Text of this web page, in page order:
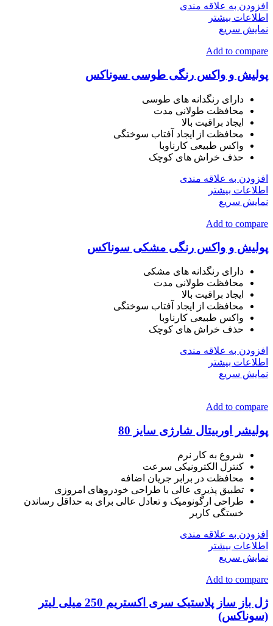
افزودن به علاقه مندی
اطلاعات بیشتر
نمایش سریع
Add to compare
پولیش و واکس رنگی طوسی سوناکس
دارای رنگدانه های طوسی
محافظت طولانی مدت
ایجاد براقیت بالا
محافظت از ایجاد آفتاب سوختگی
واکس طبیعی کارناوبا
حذف خراش های کوچک
افزودن به علاقه مندی
اطلاعات بیشتر
نمایش سریع
Add to compare
پولیش و واکس رنگی مشکی سوناکس
دارای رنگدانه های مشکی
محافظت طولانی مدت
ایجاد براقیت بالا
محافظت از ایجاد آفتاب سوختگی
واکس طبیعی کارناوبا
حذف خراش های کوچک
افزودن به علاقه مندی
اطلاعات بیشتر
نمایش سریع
Add to compare
پولیشر اوربیتال شارژی سایز 80
شروع به کار نرم
کنترل الکترونیکی سرعت
محافظت در برابر جریان اضافه
تطبیق پذیری عالی با طراحی خودروهای امروزی
طراحی ارگونومیک و تعادل عالی برای به حداقل رساندن
خستگی کاربر
افزودن به علاقه مندی
اطلاعات بیشتر
نمایش سریع
Add to compare
ژل باز ساز پلاستیک سری اکستریم 250 میلی لیتر
(سوناکس)